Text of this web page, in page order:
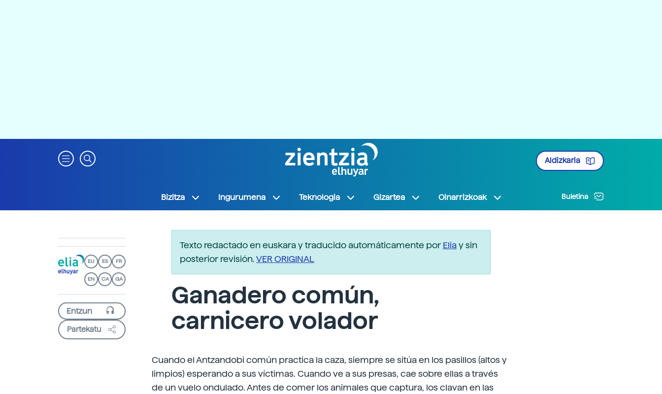
Aldizkaria
Bizitza Ingurumena Teknologia Gizartea Oinarrizkoak Buletina
EU ES FR
EN CA GA
Partekatu
Texto redactado en euskara y traducido automáticamente porEliay sin
posterior revisión.VER ORIGINAL
Ganadero común,
carnicero volador
Cuando el Antzandobi común practica la caza, siempre se sitúa en los pasillos (altos y
limpios) esperando a sus víctimas. Cuando ve a sus presas, cae sobre ellas a través
de un vuelo ondulado. Antes de comer los animales que captura, los clavan en las